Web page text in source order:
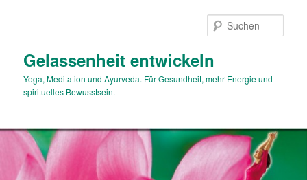
Gelassenheit entwickeln
Yoga, Meditation und Ayurveda. Für Gesundheit, mehr Energie und
spirituelles Bewusstsein.